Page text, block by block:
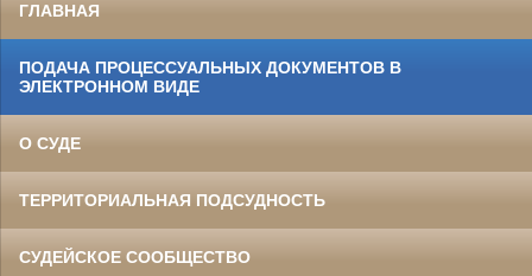
ГЛАВНАЯ
ПОДАЧА ПРОЦЕССУАЛЬНЫХ ДОКУМЕНТОВ В
ЭЛЕКТРОННОМ ВИДЕ
О СУДЕ
ТЕРРИТОРИАЛЬНАЯ ПОДСУДНОСТЬ
СУДЕЙСКОЕ СООБЩЕСТВО